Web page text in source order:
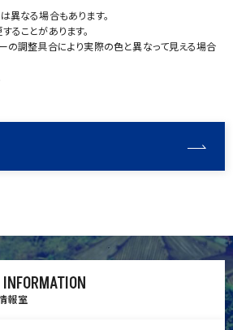
異なる場合もあります。
ことがあります。
の調整具合により実際の色と異なって見える場合
報室